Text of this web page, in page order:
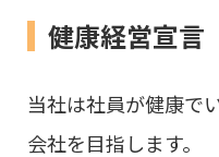
健康経営宣言
当社は社員が健康で
会社を目指します。